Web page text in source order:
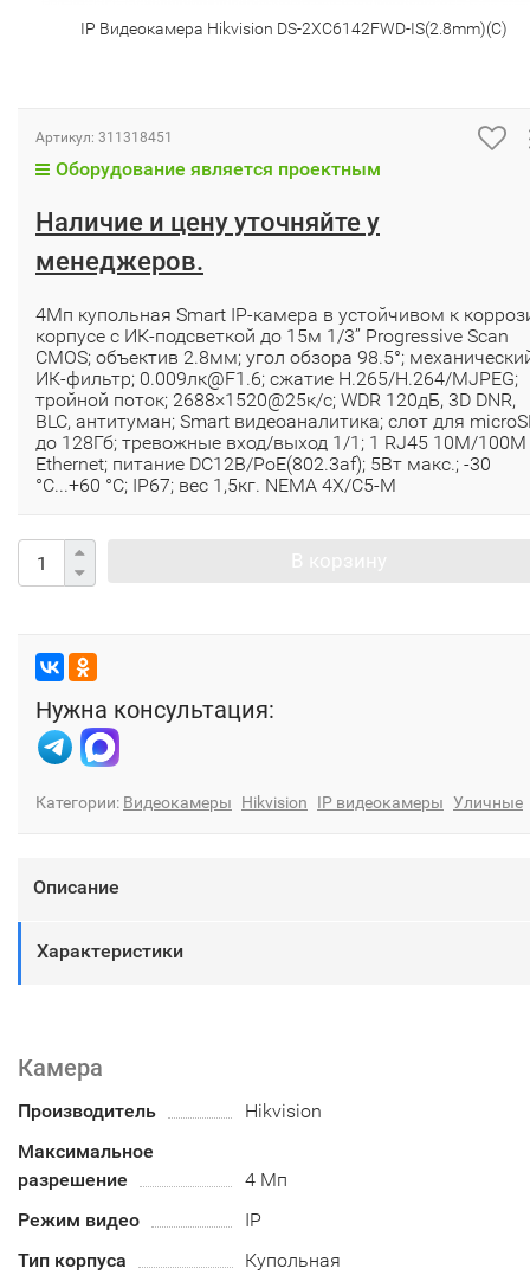
IP Видеокамера Hikvision DS-2XC6142FWD-IS(2.8mm)(C)
Артикул: 311318451
Оборудование является проектным
Наличие и цену уточняйте у
менеджеров.
4Мп купольная Smart IP-камера в устойчивом к
корпусе c ИК-подсветкой до 15м 1/3’’ Progressive Scan
CMOS; объектив 2.8мм; угол обзора 98.5°;
ИК-фильтр; 0.009лк@F1.6; сжатие H.265/H.264/MJPEG;
тройной поток; 2688×1520@25к/с; WDR 120дБ, 3D DNR,
BLC, антитуман; Smart видеоаналитика; слот для
до 128Гб; тревожные вход/выход 1/1; 1 RJ45 10M/100M
Ethernet; питание DC12В/PoE(802.3af); 5Вт макс.; -30
°C...+60 °C; IP67; вес 1,5кг. NEMA 4X/C5-M
Нужна консультация:
Категории: Видеокамеры Hikvision IP видеокамеры Уличные
Описание
Характеристики
Камера
Производитель
Hikvision
Максимальное
разрешение
4 Мп
Режим видео
IP
Тип корпуса
Купольная